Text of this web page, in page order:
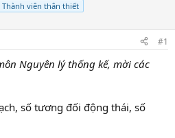
Thành viên thân thiết
#1
Nguyên lý thống kế, mời các
số tương đối động thái, số